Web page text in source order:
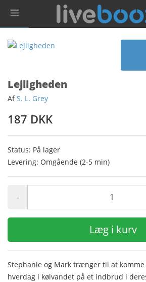
Lejligheden
AfS. L. Grey
187 DKK
Status: På lager
Levering: Omgående (2-5 min)
-
Læg i kurv
Stephanie og Mark trænger til at
hverdag i kølvandet på et indbrud i